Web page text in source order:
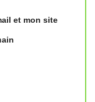
et mon site